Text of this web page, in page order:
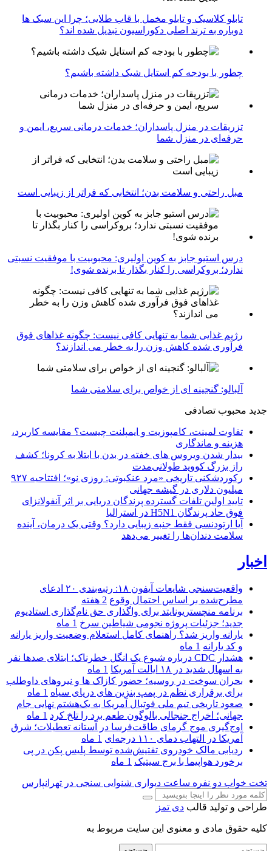
تابلو کلاسیک و تابلو مخمل با قاب طلایی؛ چرا این سبک ها
دوباره به ترند اصلی دکوراسیون تبدیل شده اند؟
چطور با بودجه کم استایل شیک داشته باشیم؟
تزریقات در منزل پاسداران؛ خدمات درمانی سریع، ایمن و
حرفه‌ای در منزل شما
مبل راحتی و سلامت بدن؛ انتخابی که فراتر از زیبایی است
درس استیو جابز به کوین اولیری: محبوبیت با موفقیت نسبتی
ندارد؛ بروکراسی را کنار بگذار تا برنده شوی!
رژیم غذایی شما به تنهایی کافی نیست: چگونه غذاهای فوق
فرآوری شده کاهش وزن را به خطر می اندازند؟
آلبالو: گنجینه ای از خواص برای سلامتی شما
جدید محبوب تصادفی
تفاوت لمینت، کامپوزیت و ایمپلنت چیست؟ مقایسه کاربرد،
هزینه و ماندگاری
بیدار شدن ویروس‌ های خفته در بدن با ابتلا به کرونا؛ کشف
راز بزرگ کووید طولانی‌مدت
رکوردشکنی تاریخی «مرد عنکبوتی: روزی نو»؛ افتتاحیه ۹۲۷
میلیون دلاری در گیشه جهانی
تایید اولین تلفات گسترده پرندگان دریایی بر اثر آنفولانزای
فوق حاد پرندگان H5N1 در استرالیا
آیا ارتودنسی فقط جنبه زیبایی دارد؟ وقتی یک درمان، آینده
سلامت دندان‌ها را تغییر می‌دهد
اخبار
واقعیت‌سنجی شایعات آیفون ۱۸: رتبه‌بندی ۲۰ ادعای
مطرح‌شده بر اساس احتمال وقوع 2 هفته
برنامه منچستریونایتد برای واگذاری حق نام‌گذاری استادیوم
جدید؛ جزئیات پروژه نجومی شیاطین سرخ 1 ماه
یارانه واریز شد؟ راهنمای کامل استعلام وضعیت واریز یارانه
و کد یارانه 1 ماه
هشدار CDC درباره شیوع یک انگل خطرناک؛ ابتلای صدها نفر
به اسهال شدید در ۱۸ ایالت آمریکا
1 ماه
بحران سوخت در روسیه؛ حضور کازاک‌ ها و نیروهای داوطلب
برای برقراری نظم در پمپ بنزین‌ های دریای سیاه 1 ماه
صعود تاریخی تیم ملی فوتبال آمریکا به یک‌هشتم نهایی جام
جهانی؛ اخراج جنجالی بالوگون طعم برد را تلخ کرد 1 ماه
اوج‌گیری موج گرمای طاقت‌فرسا در آستانه تعطیلات؛ شرق
آمریکا در التهاب دمای ۱۱۰ درجه‌ای
1 ماه
ردیابی مالک خودروی تفتیش‌شده توسط پلیس پکن در پی
برخورد هواپیما با برج سیتیک 1 ماه
تخت خواب دو نفره ساعت دیواری شنوایی سنجی در تهرانپارس
طراحی و تولید قالب دی تمز
کلیه حقوق مادی و معنوی این سایت مربوط به